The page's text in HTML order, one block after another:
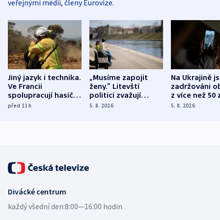
veřejnými médii, členy Eurovize.
Jiný jazyk i technika.
Ve Francii
spolupracují hasiči z
různých zemí
před 11h
„Musíme zapojit
ženy.“ Litevští
politici zvažují
dohodu o
5. 8. 2026
Na Ukrajině
zadržováni
z více než 50
Bojovali na
5. 8. 2026
Divácké centrum
každý všední den:8:00—16:00 hodin